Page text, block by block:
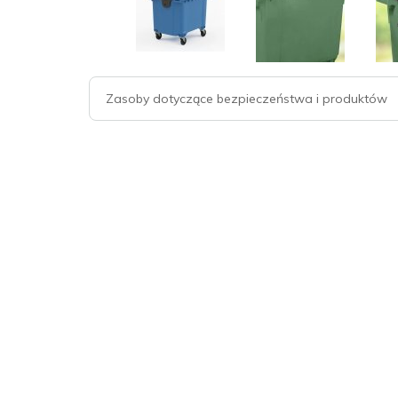
Zasoby dotyczące bezpieczeństwa i produktów